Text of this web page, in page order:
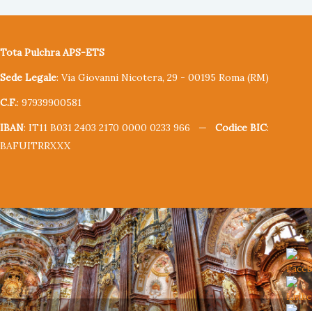
Tota Pulchra APS-ETS
Sede Legale: Via Giovanni Nicotera, 29 - 00195 Roma (RM)
C.F.: 97939900581
IBAN: IT11 B031 2403 2170 0000 0233 966 — Codice BIC:
BAFUITRRXXX